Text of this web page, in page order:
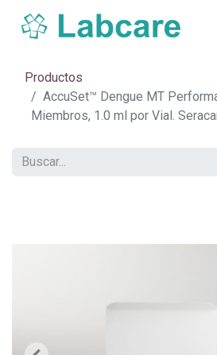
Productos
AccuSet™ Dengue MT
Miembros, 1.0 ml por Vial.